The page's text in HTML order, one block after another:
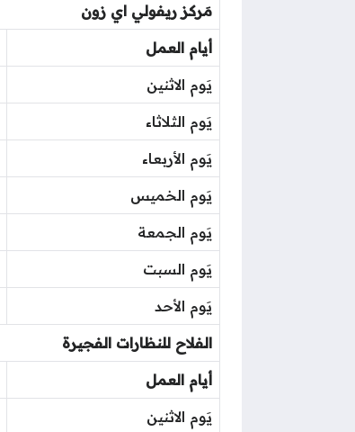
مَركز ريفولي اي زون
أيام العمل
يَوم الاثنين
يَوم الثلاثاء
يَوم الأربعاء
يَوم الخميس
يَوم الجمعة
يَوم السبت
يَوم الأحد
الفلاح للنظارات الفجيرة
أيام العمل
يَوم الاثنين